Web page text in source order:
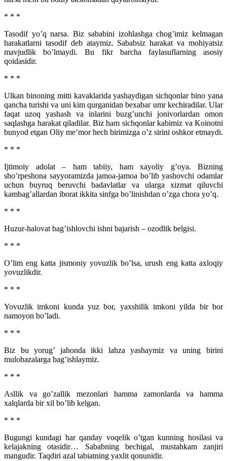
* * *
Tasodif yo’q narsa. Biz sababini izohlashga chog’imiz kelmagan
harakatlarni tasodif deb ataymiz. Sababsiz harakat va mohiyatsiz
mavjudlik bo’lmaydi. Bu fikr barcha faylasuflarning asosiy
qoidasidir.
* * *
Ulkan binoning mitti kavaklarida yashaydigan sichqonlar bino yana
qancha turishi va uni kim qurganidan bexabar umr kechiradilar. Ular
faqat uzoq yashash va inlarini buzg’unchi jonivorlardan omon
saqlashga harakat qiladilar. Biz ham sichqonlar kabimiz va Koinotni
bunyod etgan Oliy me’mor hech birimizga o’z sirini oshkor etmaydi.
* * *
Ijtimoiy adolat – ham tabiiy, ham xayoliy g’oya. Bizning
sho’rpeshona sayyoramizda jamoa-jamoa bo’lib yashovchi odamlar
uchun buyruq beruvchi badavlatlar va ularga xizmat qiluvchi
kambag’allardan iborat ikkita sinfga bo’linishdan o’zga chora yo’q.
* * *
Huzur-halovat bag’ishlovchi ishni bajarish – ozodlik belgisi.
* * *
O’lim eng katta jismoniy yovuzlik bo’lsa, urush eng katta axloqiy
yovuzlikdir.
* * *
Yovuzlik imkoni kunda yuz bor, yaxshilik imkoni yilda bir bor
namoyon bo’ladi.
* * *
Biz bu yorug’ jahonda ikki lahza yashaymiz va uning birini
mulohazalarga bag’ishlaymiz.
* * *
Asllik va go’zallik mezonlari hamma zamonlarda va hamma
xalqlarda bir xil bo’lib kelgan.
* * *
Bugungi kundagi har qanday voqelik o’tgan kunning hosilasi va
kelajakning otasidir… Sababning bechigal, mustahkam zanjiri
mangudir. Taqdiri azal tabiatning yaxlit qonunidir.